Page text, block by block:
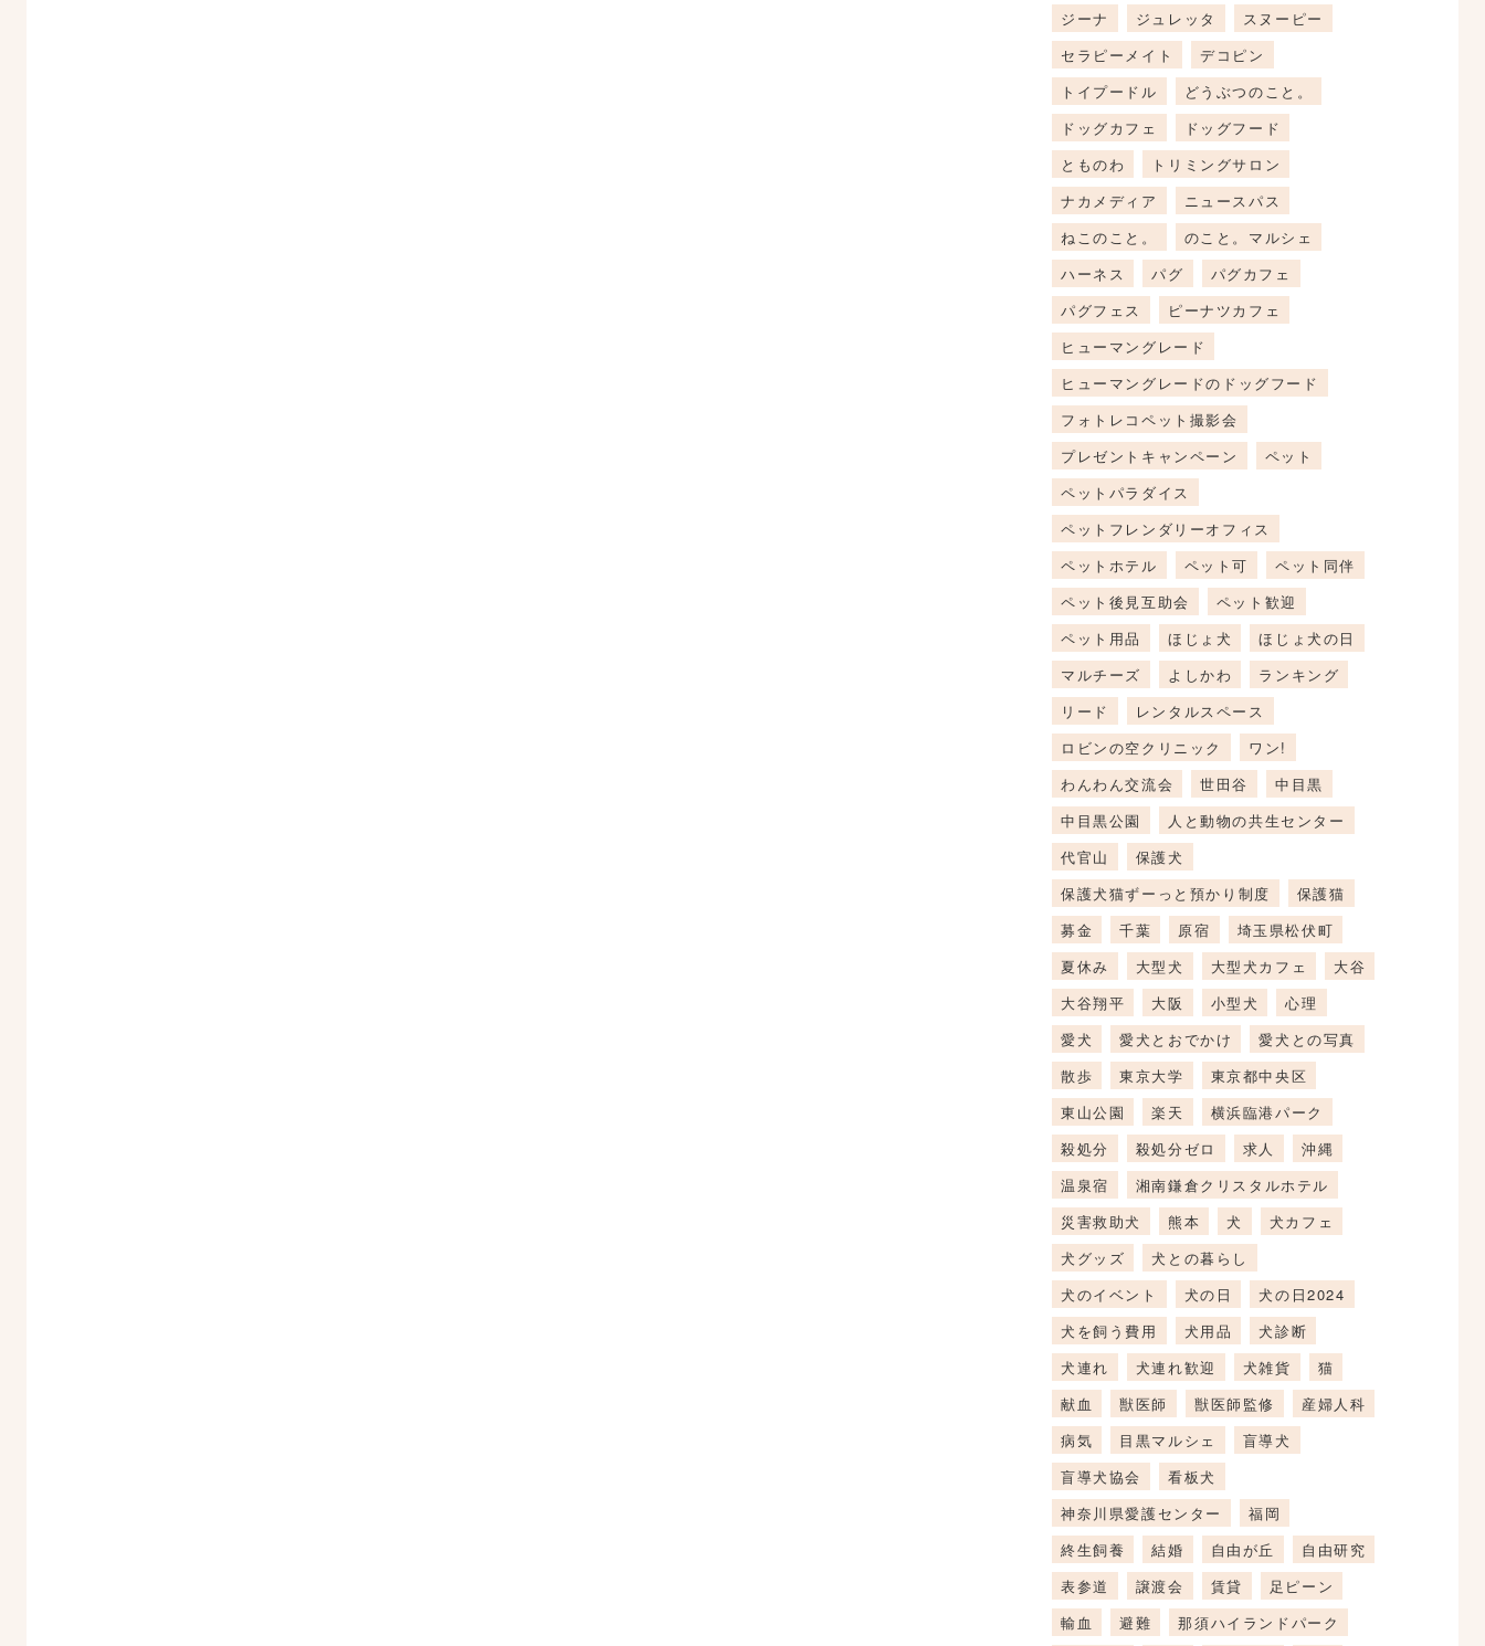
ジーナ
ジュレッタ
スヌーピー
セラピーメイト
デコピン
トイプードル
どうぶつのこと。
ドッグカフェ
ドッグフード
とものわ
トリミングサロン
ナカメディア
ニュースパス
ねこのこと。
のこと。マルシェ
ハーネス
パグ
パグカフェ
パグフェス
ピーナツカフェ
ヒューマングレード
ヒューマングレードのドッグフード
フォトレコペット撮影会
プレゼントキャンペーン
ペット
ペットパラダイス
ペットフレンダリーオフィス
ペットホテル
ペット可
ペット同伴
ペット後見互助会
ペット歓迎
ペット用品
ほじょ犬
ほじょ犬の日
マルチーズ
よしかわ
ランキング
リード
レンタルスペース
ロビンの空クリニック
ワン!
わんわん交流会
世田谷
中目黒
中目黒公園
人と動物の共生センター
代官山
保護犬
保護犬猫ずーっと預かり制度
保護猫
募金
千葉 原宿
埼玉県松伏町
夏休み
大型犬 大型犬カフェ
大谷
大谷翔平
大阪 小型犬
心理
愛犬
愛犬とおでかけ
愛犬との写真
散歩
東京大学
東京都中央区
東山公園
楽天
横浜臨港パーク
殺処分
殺処分ゼロ 求人
沖縄
温泉宿
湘南鎌倉クリスタルホテル
災害救助犬
熊本 犬
犬カフェ
犬グッズ
犬との暮らし
犬のイベント
犬の日
犬の日2024
犬を飼う費用
犬用品
犬診断
犬連れ
犬連れ歓迎 犬雑貨
猫
献血
獣医師 獣医師監修
産婦人科
病気
目黒マルシェ
盲導犬
盲導犬協会
看板犬
神奈川県愛護センター
福岡
終生飼養
結婚 自由が丘
自由研究
表参道
譲渡会 賃貸
足ピーン
輸血
避難 那須ハイランドパーク